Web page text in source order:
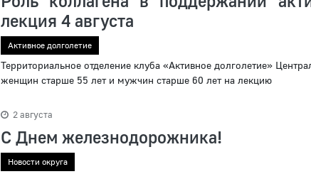
лекция 4 августа
Активное долголетие
Территориальное отделение клуба «Активное долголетие»
женщин старше 55 лет и мужчин старше 60 лет на лекцию
2 августа
С Днем железнодорожника!
Новости округа